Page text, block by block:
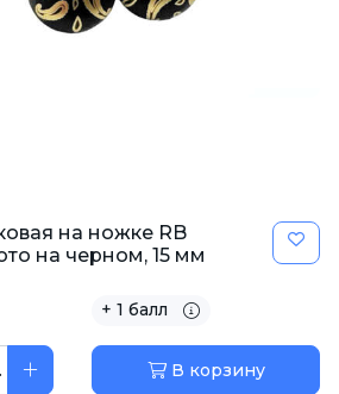
на ножке RB
на черном, 15 мм
+ 1 балл
В корзину